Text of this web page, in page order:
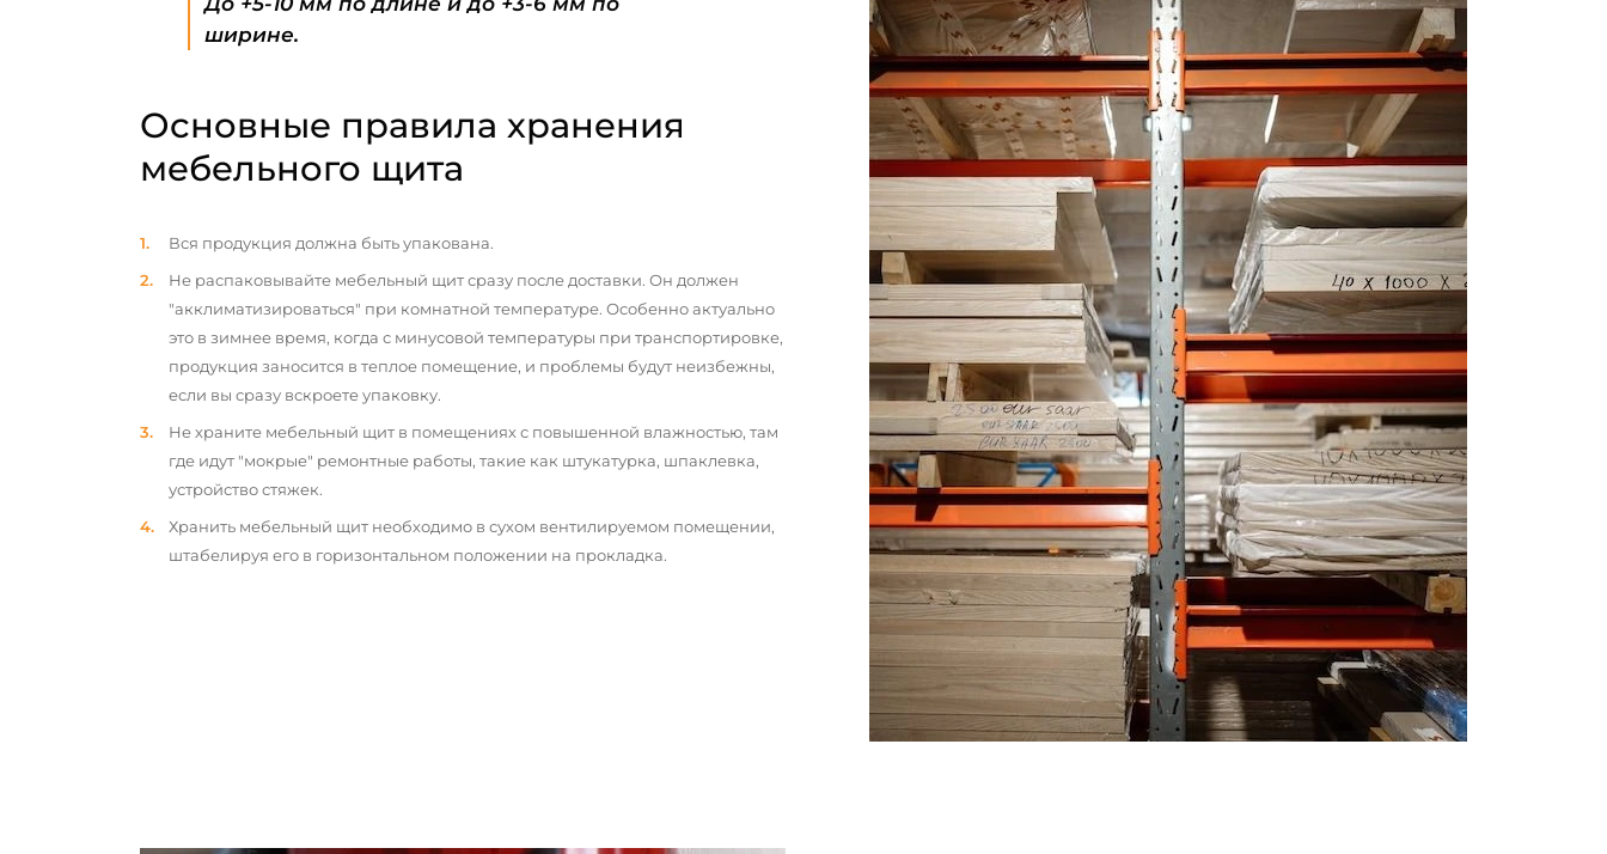
ширине.
Основные правила хранения
мебельного щита
Вся продукция должна быть упакована.
Не распаковывайте мебельный щит сразу после доставки. Он должен
"акклиматизироваться" при комнатной температуре. Особенно актуально
это в зимнее время, когда с минусовой температуры при транспортировке,
продукция заносится в теплое помещение, и проблемы будут неизбежны,
если вы сразу вскроете упаковку.
Не храните мебельный щит в помещениях с повышенной влажностью, там
где идут "мокрые" ремонтные работы, такие как штукатурка, шпаклевка,
устройство стяжек.
Хранить мебельный щит необходимо в сухом вентилируемом помещении,
штабелируя его в горизонтальном положении на прокладка.